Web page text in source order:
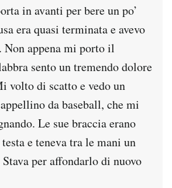
in avanti per bere un po’
era quasi terminata e avevo
Non appena mi porto il
sento un tremendo dolore
volto di scatto e vedo un
da baseball, che mi
Le sue braccia erano
e teneva tra le mani un
per affondarlo di nuovo